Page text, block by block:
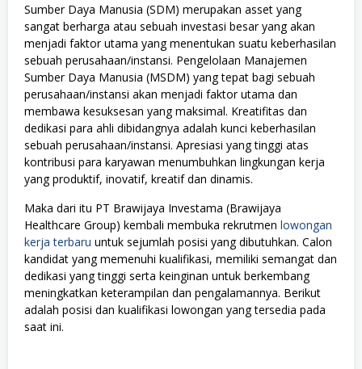
Sumber Daya Manusia (SDM) merupakan asset yang
sangat berharga atau sebuah investasi besar yang akan
menjadi faktor utama yang menentukan suatu keberhasilan
sebuah perusahaan/instansi. Pengelolaan Manajemen
Sumber Daya Manusia (MSDM) yang tepat bagi sebuah
perusahaan/instansi akan menjadi faktor utama dan
membawa kesuksesan yang maksimal. Kreatifitas dan
dedikasi para ahli dibidangnya adalah kunci keberhasilan
sebuah perusahaan/instansi. Apresiasi yang tinggi atas
kontribusi para karyawan menumbuhkan lingkungan kerja
yang produktif, inovatif, kreatif dan dinamis.
Maka dari itu PT Brawijaya Investama (Brawijaya
Healthcare Group) kembali membuka rekrutmen lowongan
kerja terbaru untuk sejumlah posisi yang dibutuhkan. Calon
kandidat yang memenuhi kualifikasi, memiliki semangat dan
dedikasi yang tinggi serta keinginan untuk berkembang
meningkatkan keterampilan dan pengalamannya. Berikut
adalah posisi dan kualifikasi lowongan yang tersedia pada
saat ini.